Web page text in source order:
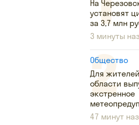
На
установят
за 3,7 млн
3 минуты
Общество
Для
области
экстренное
47 минут